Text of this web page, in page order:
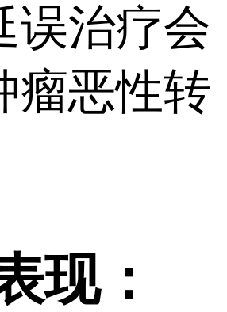
误治疗会
瘤恶性转
现：